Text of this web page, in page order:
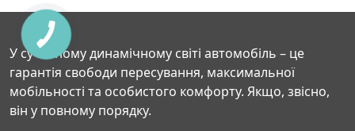
У сучасному динамічному світі автомобіль – це
гарантія свободи пересування, максимальної
мобільності та особистого комфорту. Якщо, звісно,
він у повному порядку.